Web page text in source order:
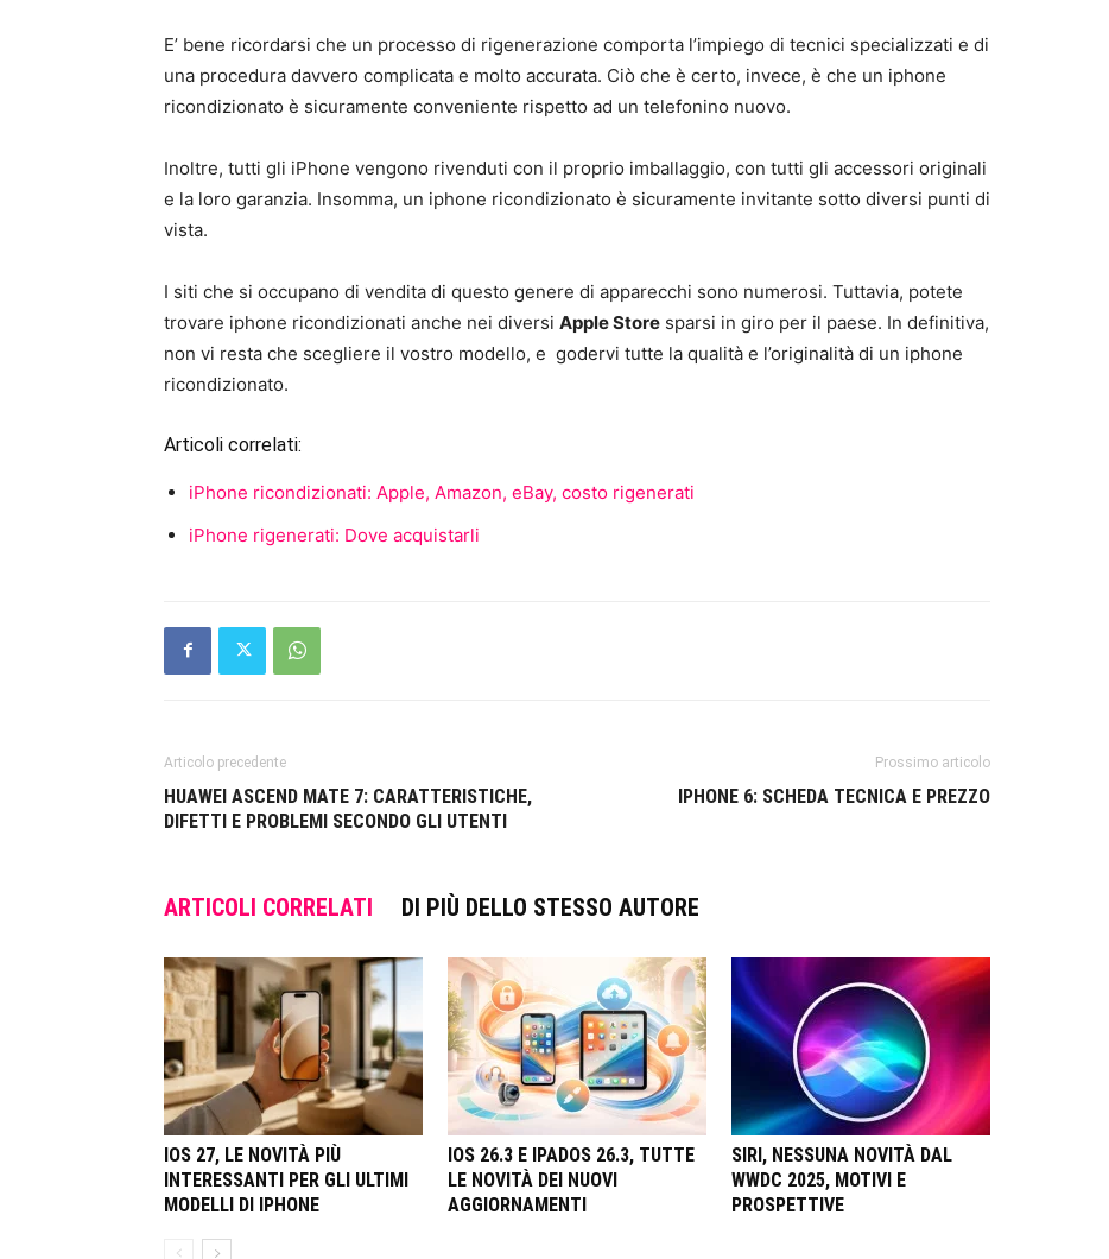
E’ bene ricordarsi che un processo di rigenerazione comporta l’impiego di tecnici specializzati e di
una procedura davvero complicata e molto accurata. Ciò che è certo, invece, è che un iphone
ricondizionato è sicuramente conveniente rispetto ad un telefonino nuovo.
Inoltre, tutti gli iPhone vengono rivenduti con il proprio imballaggio, con tutti gli accessori originali
e la loro garanzia. Insomma, un iphone ricondizionato è sicuramente invitante sotto diversi punti di
vista.
I siti che si occupano di vendita di questo genere di apparecchi sono numerosi. Tuttavia, potete
trovare iphone ricondizionati anche nei diversi Apple Store sparsi in giro per il paese. In definitiva,
non vi resta che scegliere il vostro modello, e godervi tutte la qualità e l’originalità di un iphone
ricondizionato.
Articoli correlati:
iPhone ricondizionati: Apple, Amazon, eBay, costo rigenerati
iPhone rigenerati: Dove acquistarli
Articolo precedente
HUAWEI ASCEND MATE 7: CARATTERISTICHE,
DIFETTI E PROBLEMI SECONDO GLI UTENTI
Prossimo articolo
IPHONE 6: SCHEDA TECNICA E PREZZO
ARTICOLI CORRELATI DI PIÙ DELLO STESSO AUTORE
IOS 27, LE NOVITÀ PIÙ
INTERESSANTI PER GLI ULTIMI
MODELLI DI IPHONE
IOS 26.3 E IPADOS 26.3, TUTTE
LE NOVITÀ DEI NUOVI
AGGIORNAMENTI
SIRI, NESSUNA NOVITÀ DAL
WWDC 2025, MOTIVI E
PROSPETTIVE